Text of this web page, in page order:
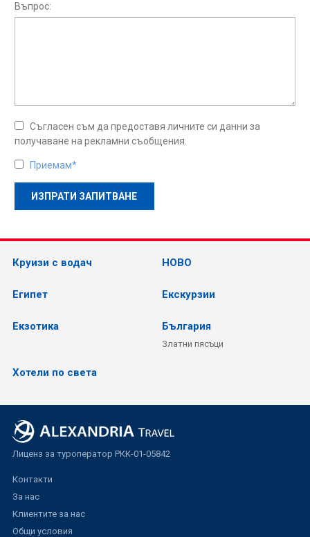
0700 18 308
Въпрос:
Съгласен съм да предоставя личните си данни за
получаване на рекламни съобщения.
Приемам*
Круизи с водач НОВО
Египет Екскурзии
Екзотика България
Златни пясъци
Хотели по света
Лиценз за туроператор РКК-01-05842
Контакти
За нас
Клиентите за нас
Общи условия